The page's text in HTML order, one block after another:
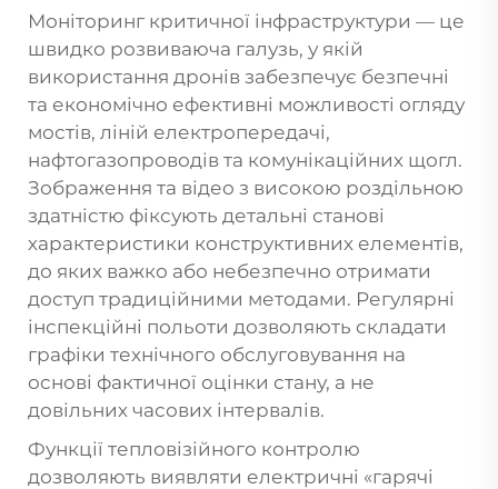
Моніторинг критичної інфраструктури — це
швидко розвиваюча галузь, у якій
використання дронів забезпечує безпечні
та економічно ефективні можливості огляду
мостів, ліній електропередачі,
нафтогазопроводів та комунікаційних щогл.
Зображення та відео з високою роздільною
здатністю фіксують детальні станові
характеристики конструктивних елементів,
до яких важко або небезпечно отримати
доступ традиційними методами. Регулярні
інспекційні польоти дозволяють складати
графіки технічного обслуговування на
основі фактичної оцінки стану, а не
довільних часових інтервалів.
Функції тепловізійного контролю
дозволяють виявляти електричні «гарячі